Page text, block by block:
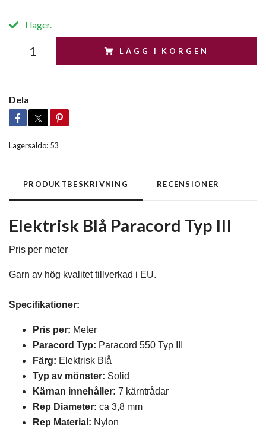
I lager.
LÄGG I KORGEN
Dela
Lagersaldo: 53
PRODUKTBESKRIVNING RECENSIONER
Elektrisk Blå Paracord Typ III
Pris per meter
Garn av hög kvalitet tillverkad i EU.
Specifikationer:
Pris per: Meter
Paracord Typ: Paracord 550 Typ III
Färg: Elektrisk Blå
Typ av mönster: Solid
Kärnan innehåller: 7 kärntrådar
Rep Diameter: ca 3,8 mm
Rep Material: Nylon